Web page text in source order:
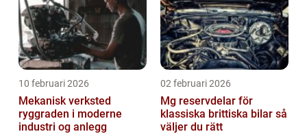
10 februari 2026
Mekanisk verksted
ryggraden i moderne
industri og anlegg
02 februari 2026
Mg reservdelar för
klassiska brittiska bilar så
väljer du rätt